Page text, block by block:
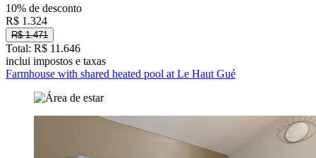
10% de desconto
R$ 1.324
R$ 1.471
Total: R$ 11.646
inclui impostos e taxas
Farmhouse with shared heated pool at Le Haut Gué